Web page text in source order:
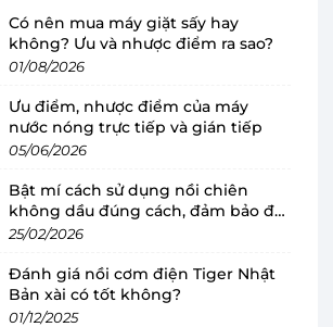
đại, tinh tế, bảng điều
lớn
sở hữu tông màu đen lịch
hợp mọi phong cách nội thất
với lối thiết kế tiên tiến ngay
nồi RC-15IP1UVN(K).
lớn là bảng điều khiển cảm ứng
màn hình LCD 3 inches, hiển
Có nên mua máy giặt sấy hay
không? Ưu và nhược điểm ra sao?
01/08/2026
Ưu điểm, nhược điểm của máy
nước nóng trực tiếp và gián tiếp
05/06/2026
Bật mí cách sử dụng nồi chiên
không dầu đúng cách, đảm bảo độ
bền
25/02/2026
Đánh giá nồi cơm điện Tiger Nhật
Bản xài có tốt không?
01/12/2025